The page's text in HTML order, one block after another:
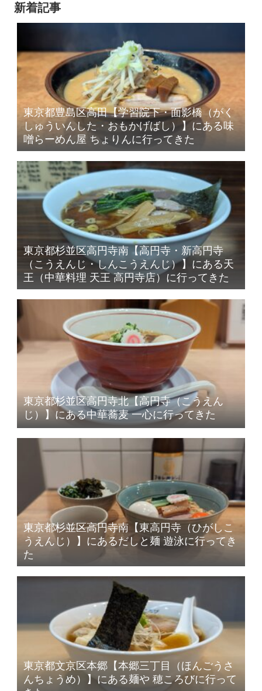
新着記事
東京都豊島区高田【学習院下・面影橋（がく
しゅういんした・おもかげばし）】にある味
噌らーめん屋 ちょりんに行ってきた
東京都杉並区高円寺南【高円寺・新高円寺
（こうえんじ・しんこうえんじ）】にある天
王（中華料理 天王 高円寺店）に行ってきた
東京都杉並区高円寺北【高円寺（こうえん
じ）】にある中華蕎麦 一心に行ってきた
東京都杉並区高円寺南【東高円寺（ひがしこ
うえんじ）】にあるだしと麺 遊泳に行ってき
た
東京都文京区本郷【本郷三丁目（ほんごうさ
んちょうめ）】にある麺や 穂ころびに行って